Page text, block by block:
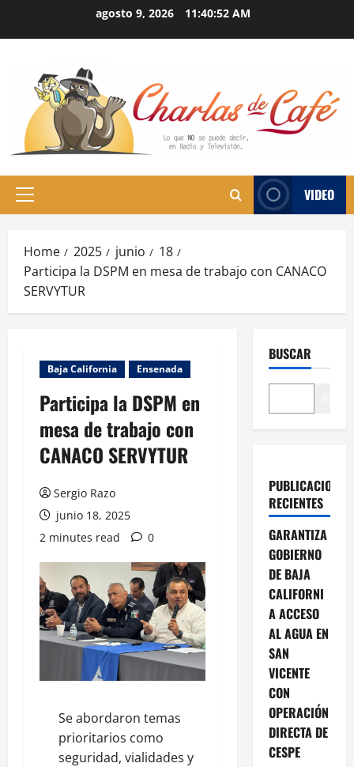
agosto 9, 2026 11:40:53 AM
Primary
VIDEO
Home 2025 junio
18
Participa la DSPM en mesa de trabajo con CANACO
SERVYTUR
Baja California Ensenada
Participa la DSPM en
mesa de trabajo con
CANACO SERVYTUR
Sergio Razo
junio 18, 2025
2 minutes read
0
Se abordaron temas
prioritarios como
seguridad, vialidades y
BUSCAR
PUBLICACIONES
RECIENTES
GARANTIZA
GOBIERNO
DE BAJA
CALIFORNI
A ACCESO
AL AGUA EN
SAN
VICENTE
CON
OPERACIÓN
DIRECTA DE
CESPE